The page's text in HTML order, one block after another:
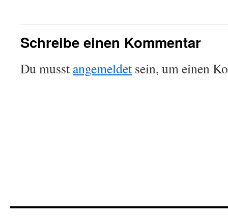
Schreibe einen Kommentar
Du musst angemeldet sein, um einen